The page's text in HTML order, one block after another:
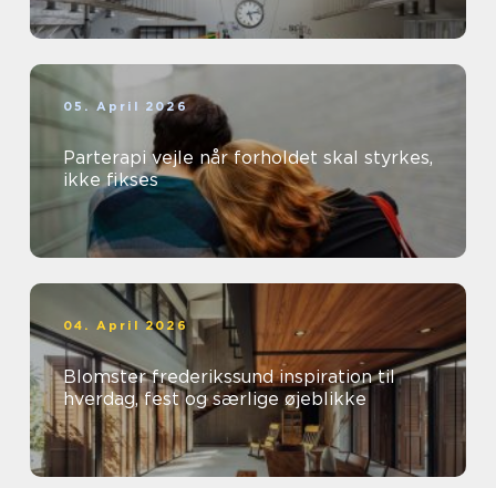
05. April 2026
Parterapi vejle når forholdet skal styrkes,
ikke fikses
04. April 2026
Blomster frederikssund inspiration til
hverdag, fest og særlige øjeblikke